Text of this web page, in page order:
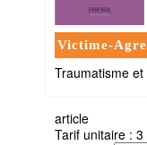
Victime-
Traumatisme
article
Tarif unitaire : 3